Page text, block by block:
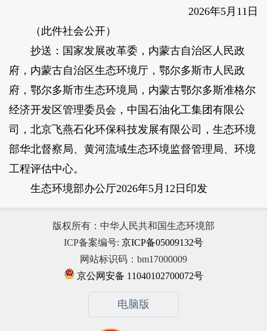
2026年5月11日
（此件社会公开）
抄送：国家发展改革委，内蒙古自治区人民政
府，内蒙古自治区生态环境厅，鄂尔多斯市人民政
府，鄂尔多斯市生态环境局，内蒙古鄂尔多斯准格尔
经济开发区管理委员会，中国石油化工集团有限公
司，北京飞燕石化环保科技发展有限公司，生态环境
部华北督察局、黄河流域生态环境监督管理局、环境
工程评估中心。
生态环境部办公厅2026年5月12日印发
版权所有：中华人民共和国生态环境部
ICP备案编号: 京ICP备05009132号
网站标识码：bm17000009
京公网安备 11040102700072号
电脑版